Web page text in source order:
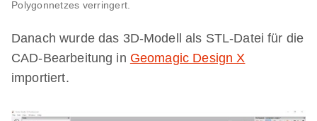
Polygonnetzes verringert.
Danach wurde das 3D-Modell als STL-Datei für die
CAD-Bearbeitung in Geomagic Design X
importiert.